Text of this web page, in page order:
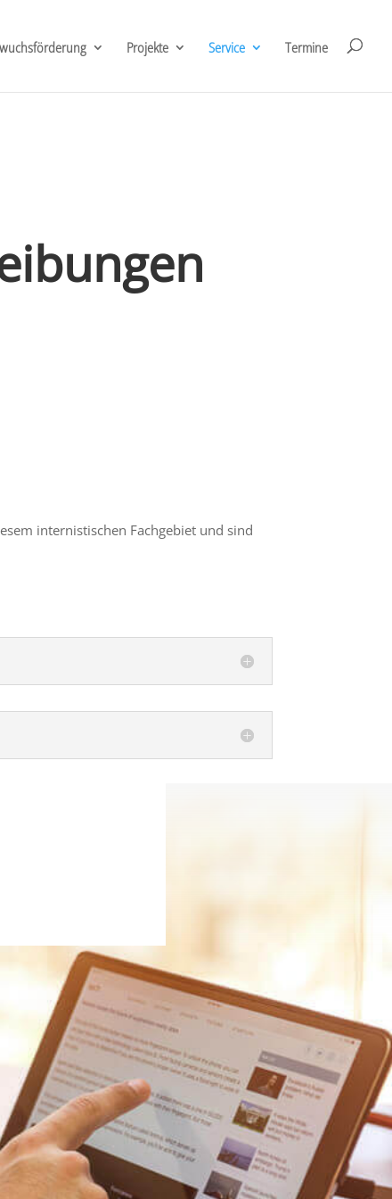
Projekte Service Termine
internistischen Fachgebiet und sind